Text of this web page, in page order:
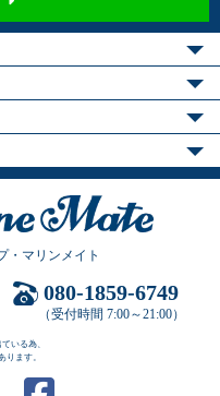
・マリンメイト
080-1859-6749
（受付時間 7:00～21:00）
いる為、
ります。